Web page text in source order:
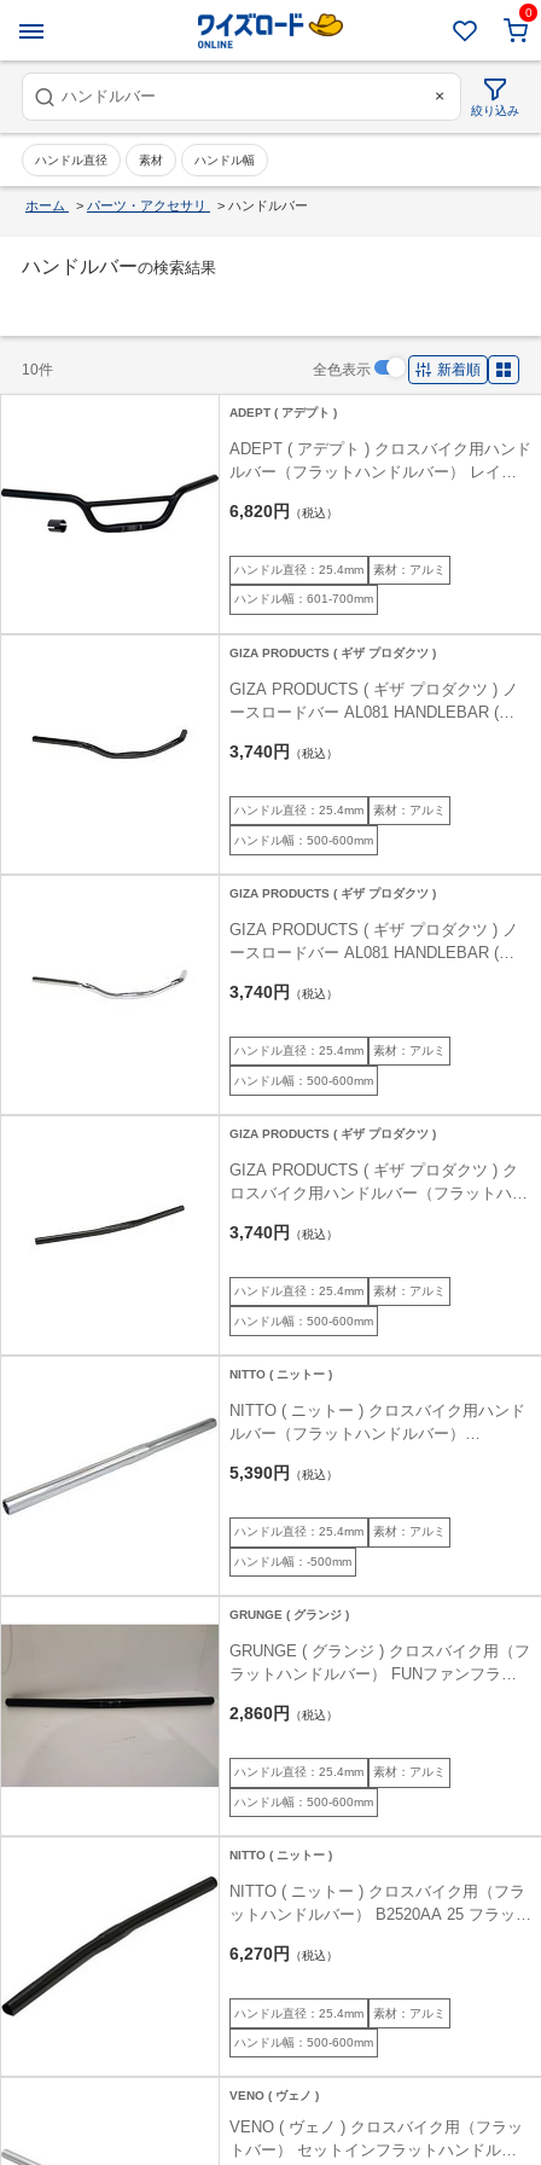
0
×
絞り込み
ハンドル直径 素材 ハンドル幅
ホーム > パーツ・アクセサリ > ハンドルバー
ハンドルバーの検索結果
10件 全色表示 新着順
ADEPT ( アデプト )
ADEPT ( アデプト ) クロスバイク用ハンド
ルバー（フラットハンドルバー） レイバ
バークランプ径：25.4mm /シム使用時：
6,820円 （税込）
ハンドル直径：25.4mm 素材：アルミ
ハンドル幅：601-700mm
GIZA PRODUCTS ( ギザ プロダクツ )
GIZA PRODUCTS ( ギザ プロダクツ ) ノ
ースロードバー AL081 HANDLEBAR (
25.4/580mm
3,740円 （税込）
ハンドル直径：25.4mm 素材：アルミ
ハンドル幅：500-600mm
GIZA PRODUCTS ( ギザ プロダクツ )
GIZA PRODUCTS ( ギザ プロダクツ ) ノ
ースロードバー AL081 HANDLEBAR (
25.4/580mm
3,740円 （税込）
ハンドル直径：25.4mm 素材：アルミ
ハンドル幅：500-600mm
GIZA PRODUCTS ( ギザ プロダクツ )
GIZA PRODUCTS ( ギザ プロダクツ ) ク
ロスバイク用ハンドルバー（フラットハン
HBFB12 ハンドルバー ) ブラック
3,740円 （税込）
ハンドル直径：25.4mm 素材：アルミ
ハンドル幅：500-600mm
NITTO ( ニットー )
NITTO ( ニットー ) クロスバイク用ハンド
ルバー（フラットハンドルバー）
5,390円 （税込）
ハンドル直径：25.4mm 素材：アルミ
ハンドル幅：-500mm
GRUNGE ( グランジ )
GRUNGE ( グランジ ) クロスバイク用（フ
ラットハンドルバー） FUNファンフラッ
2,860円 （税込）
ハンドル直径：25.4mm 素材：アルミ
ハンドル幅：500-600mm
NITTO ( ニットー )
NITTO ( ニットー ) クロスバイク用（フラ
ットハンドルバー） B2520AA 25 フラット
6,270円 （税込）
ハンドル直径：25.4mm 素材：アルミ
ハンドル幅：500-600mm
VENO ( ヴェノ )
VENO ( ヴェノ ) クロスバイク用（フラッ
トバー） セットインフラットハンドルバ